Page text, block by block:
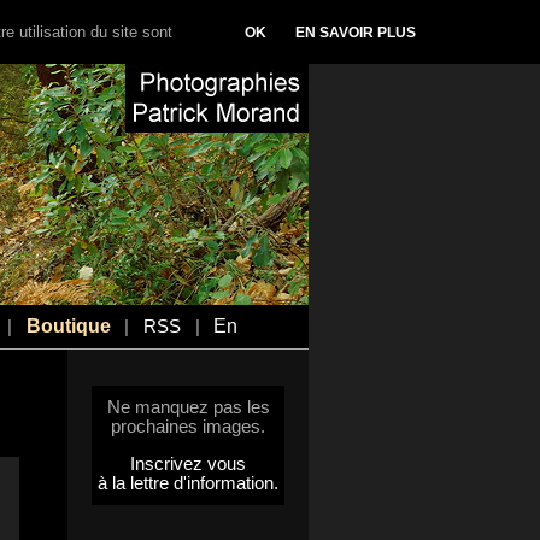
Boutique RSS En
Ne manquez pas les
prochaines images.
Inscrivez vous
à la lettre d'information.
utilisation du site sont OK EN SAVOIR PLUS